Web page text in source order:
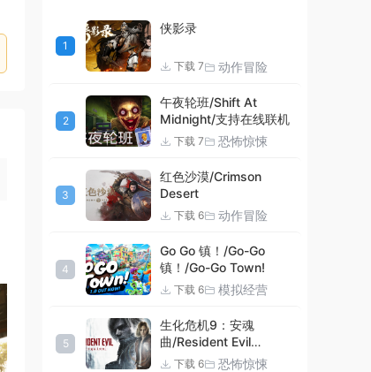
1
侠影录
下载 7 动作冒险
2
午夜轮班/Shift At
Midnight/支持在线联机
下载 7 恐怖惊悚
3
红色沙漠/Crimson
Desert
下载 6 动作冒险
4
Go Go 镇！/Go-Go
镇！/Go-Go Town!
下载 6 模拟经营
5
生化危机9：安魂
曲/Resident Evil
Requiem
下载 6 恐怖惊悚